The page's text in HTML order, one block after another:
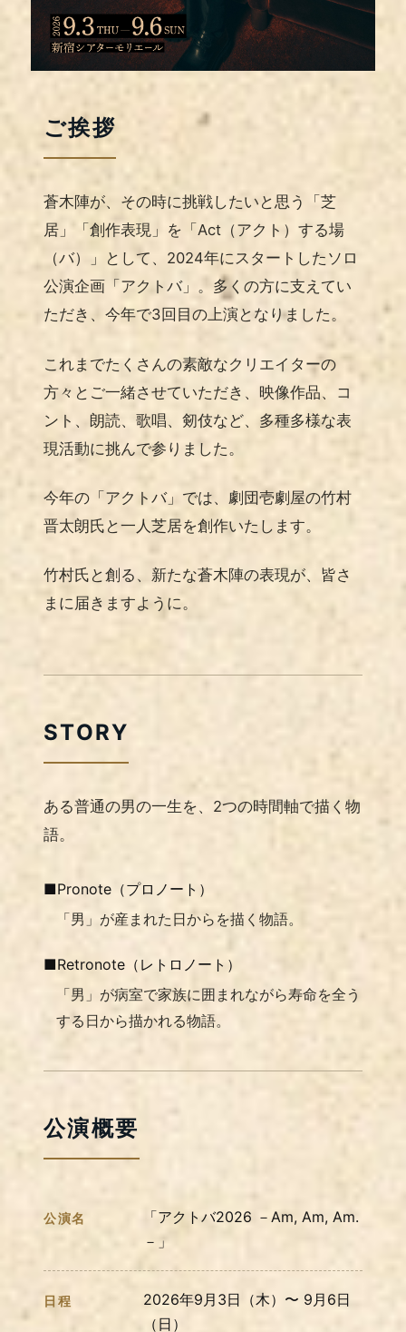
ご挨拶
蒼木陣が、その時に挑戦したいと思う「芝
居」「創作表現」を「Act（アクト）する場
（バ）」として、2024年にスタートしたソロ
公演企画「アクトバ」。多くの方に支えてい
ただき、今年で3回目の上演となりました。
これまでたくさんの素敵なクリエイターの
方々とご一緒させていただき、映像作品、コ
ント、朗読、歌唱、剱伎など、多種多様な表
現活動に挑んで参りました。
今年の「アクトバ」では、劇団壱劇屋の竹村
晋太朗氏と一人芝居を創作いたします。
竹村氏と創る、新たな蒼木陣の表現が、皆さ
まに届きますように。
STORY
ある普通の男の一生を、2つの時間軸で描く物
語。
■Pronote（プロノート）
「男」が産まれた日からを描く物語。
■Retronote（レトロノート）
「男」が病室で家族に囲まれながら寿命を全う
する日から描かれる物語。
公演概要
公演名
「アクトバ2026 －Am, Am, Am.
－」
日程
2026年9月3日（木）〜 9月6日
（日）